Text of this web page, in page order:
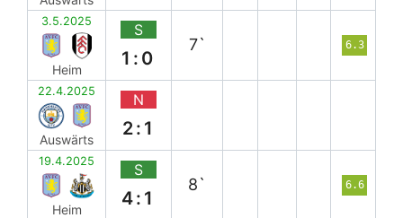
3.5.2025
Heim
S
1:0
7` 6.3
22.4.2025
Auswärts
N
2:1
19.4.2025
Heim
S
4:1
8` 6.6